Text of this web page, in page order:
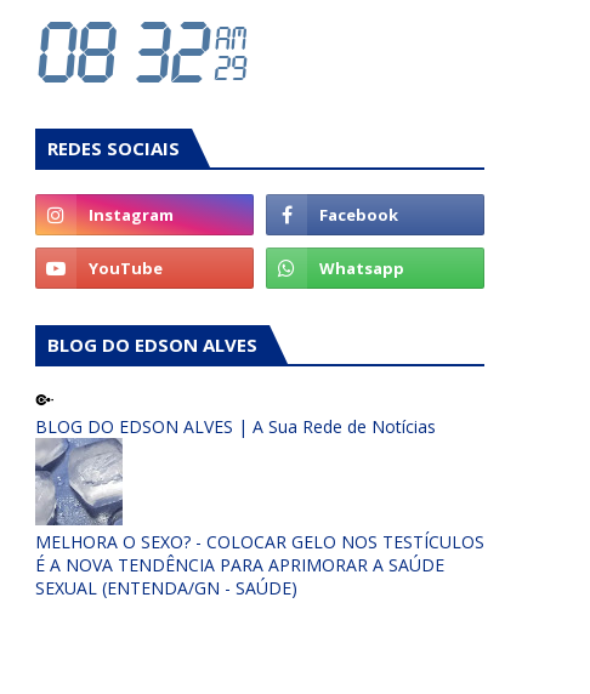
REDES SOCIAIS
BLOG DO EDSON ALVES
BLOG DO EDSON ALVES | A Sua Rede de Notícias
MELHORA O SEXO? - COLOCAR GELO NOS TESTÍCULOS
É A NOVA TENDÊNCIA PARA APRIMORAR A SAÚDE
SEXUAL (ENTENDA/GN - SAÚDE)